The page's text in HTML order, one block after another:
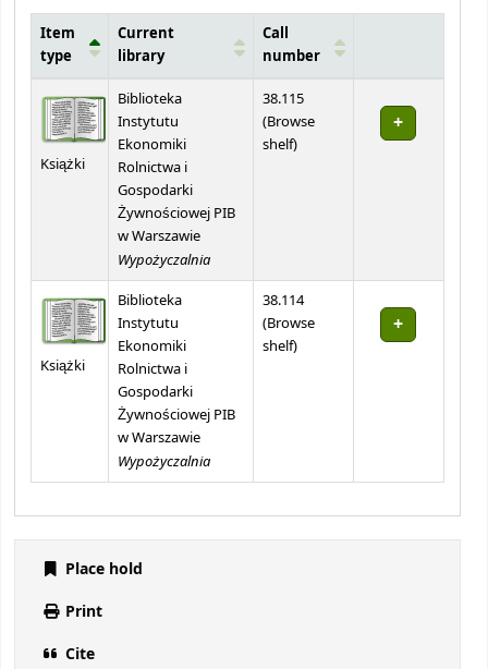
Item
type
Current
library
Call
number
Książki
Biblioteka
Instytutu
Ekonomiki
Rolnictwa i
Gospodarki
Żywnościowej PIB
w Warszawie
Wypożyczalnia
38.115
(Browse
shelf(Opens below)
)
Książki
Biblioteka
Instytutu
Ekonomiki
Rolnictwa i
Gospodarki
Żywnościowej PIB
w Warszawie
Wypożyczalnia
38.114
(Browse
shelf(Opens below)
)
Place hold
Print
Cite